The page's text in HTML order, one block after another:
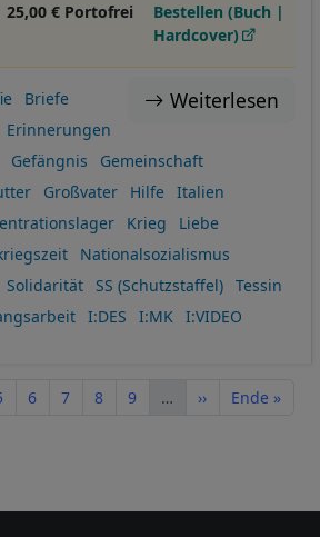
25,00 € Portofrei
Bestellen (Buch |
Hardcover)
Weiterlesen
Briefe
Erinnerungen
Gefängnis
Gemeinschaft
Großvater Hilfe
Italien
Krieg
Liebe
Nationalsozialismus
Solidarität SS (Schutzstaffel)
Tessin
I:DES I:MK I:VIDEO
Seite
6 Seite
7 Seite
8 Seite
9 … Nächste Seite
›› Letzte Seite
Ende »